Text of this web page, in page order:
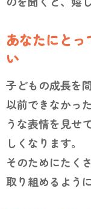
あなたにとっ
い
子どもの成長を
以前できなかっ
うな表情を見せ
しくなります。
そのためにたく
取り組めるよう